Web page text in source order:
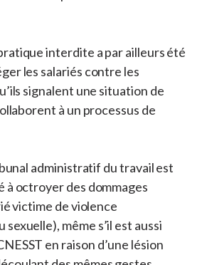
interdite a par ailleurs été
les salariés contre les
signalent une situation de
à un processus de
administratif du travail est
à octroyer des dommages
victime de violence
même s’il est aussi
en raison d’une lésion